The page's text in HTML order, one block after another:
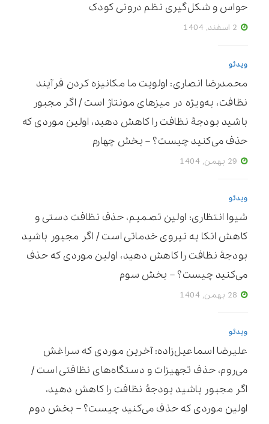
حواس و شکل‌گیری نظم درونی کودک
ویدئو
محمدرضا انصاری: اولویت ما مکانیزه ‌کردن فرآیند
نظافت، به‌ویژه در میزهای مونتاژ است / اگر مجبور
باشید بودجۀ نظافت را کاهش دهید، اولین موردی که
حذف می‌کنید چیست؟ – بخش چهارم
ویدئو
شیوا انتظاری: اولین تصمیم، حذف نظافت دستی و
کاهش اتکا به نیروی خدماتی است / اگر مجبور باشید
بودجۀ نظافت را کاهش دهید، اولین موردی که حذف
می‌کنید چیست؟ – بخش سوم
ویدئو
علیرضا اسماعیل‌زاده: آخرین موردی که سراغش
می‌روم، حذف تجهیزات و دستگاه‌های نظافتی است /
اگر مجبور باشید بودجۀ نظافت را کاهش دهید،
اولین موردی که حذف می‌کنید چیست؟ – بخش دوم